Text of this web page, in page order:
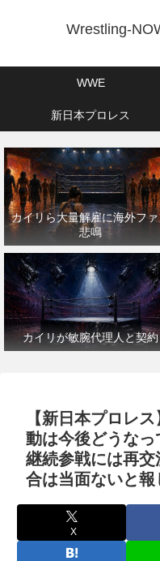
Wrestling-
WWE
新日本プロレス
カイリら大量解雇に海外フ
悲鳴
カイリが敏腕代理人と契約
【新日本プロレ
動は今後どうな
継続参戦には再
合は当面ないと報
X